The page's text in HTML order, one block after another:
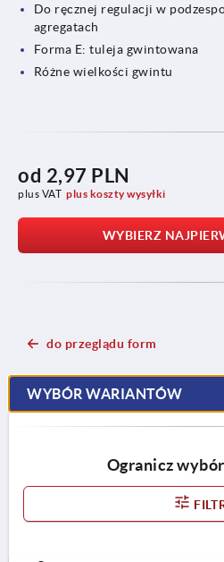
Do ręcznej regulacji w
agregatach
Forma E: tuleja gwintowana
Różne wielkości gwintu
od 2,97 PLN
plus VAT plus koszty wysyłki
WYBIERZ
do przeglądu form
WYBÓR WARIANTÓW
Ogranicz